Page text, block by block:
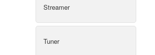
Streamer
Tuner